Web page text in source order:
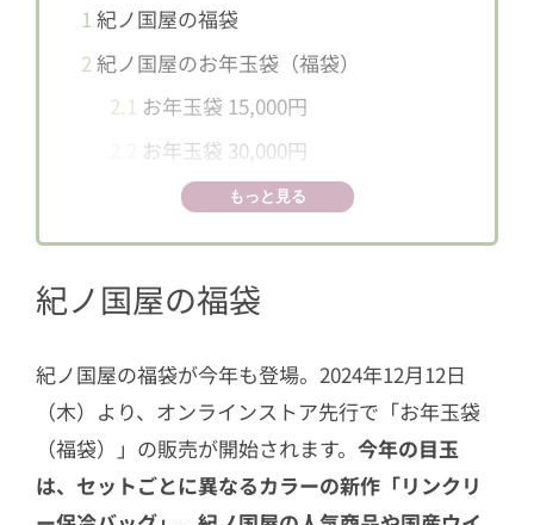
1 紀ノ国屋の福袋
2 紀ノ国屋のお年玉袋（福袋）
2.1 お年玉袋 15,000円
お年玉袋 30,000円
お年玉袋 50,000円
3【公式オンラインストア限定】ニュー
3.1ニューイヤーハッピーBOX 6,500
3.2 ニューイヤーハッピーBOX 6,500
円（ライトブルー）
3.3 ニューイヤーハッピーBOX 10,00
0円（グリーン）
もっと見る
紀ノ国屋の福袋
紀ノ国屋の福袋が今年も登場。2024年12月12日
（木）より、オンラインストア先行で「お年玉袋
（福袋）」の販売が開始されます。 今年の目玉
は、セットごとに異なるカラーの新作「リンクリ